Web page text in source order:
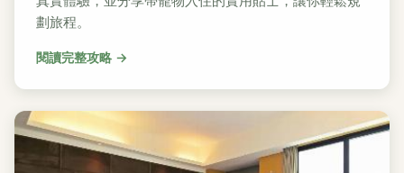
劃旅程。
閱讀完整攻略 →